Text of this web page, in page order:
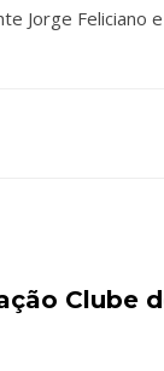
Jorge Feliciano
Clube